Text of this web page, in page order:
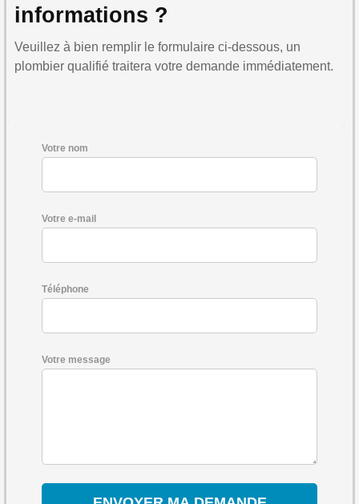
informations ?
Veuillez à bien remplir le formulaire ci-dessous, un
plombier qualifié traitera votre demande immédiatement.
Votre nom
Votre e-mail
Téléphone
Votre message